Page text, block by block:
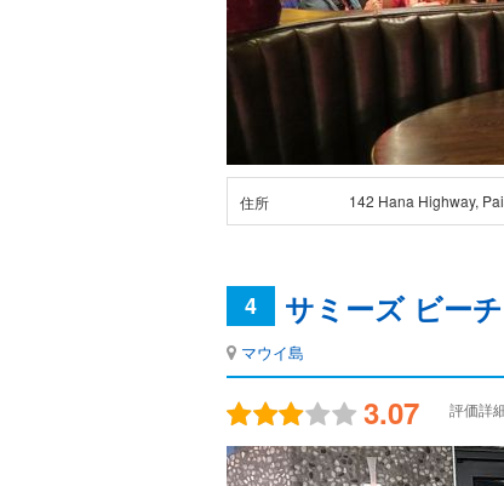
住所 142 Hana Highway,
4 サミーズ ビー
マウイ島
3.07 評価詳